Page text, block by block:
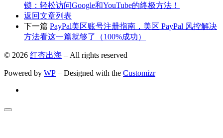
锁：轻松访问Google和YouTube的终极方法！
返回文章列表
下一篇 PayPal美区账号注册指南，美区 PayPal 风控解决
方法看这一篇就够了（100%成功）
© 2026 红杏出海 – All rights reserved
Powered by WP – Designed with the Customizr